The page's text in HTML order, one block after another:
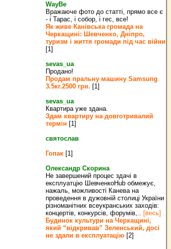
WayBe
Вражаюче фото до статті, прямо все є
- і Тарас, і собор, і гес, все!
Як живе Канівська громада на
Черкащині: Шевченко, Дніпро,
туризм і життя громади під час війни
[1]
sevas_ua
Продано!
Продам пральну машину Samsung
3.5кг.2500 грн. [1]
sevas_ua
Квартира уже здана.
Здам квартиру на довготривалий
термін [1]
святослав
Гопак [1]
Олександр Скорина
Не завершений процес здачі в
експлуатцію ШевченкоHub обмежує,
нажаль, можливості Канева на
проведення в дужовній столиці України
різноманітних всеукранських заходів:
концертів, конкурсів, форумів,.. [весь]
Будинок культури на Черкащині,
який “відкривав” Зеленський, досі
не здали в експлуатацію [2]